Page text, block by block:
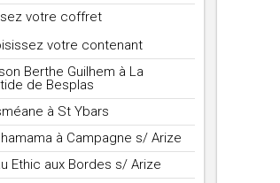
votre coffret
votre contenant
Berthe Guilhem à La
de Besplas
à St Ybars
à Campagne s/ Arize
Ethic aux Bordes s/ Arize